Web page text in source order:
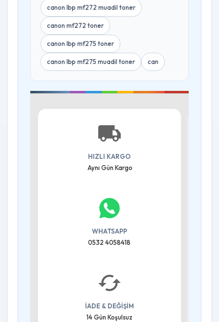
canon lbp mf272 muadil toner
canon mf272 toner
canon lbp mf275 toner
canon lbp mf275 muadil toner can
HIZLI KARGO
Aynı Gün Kargo
WHATSAPP
0532 4058418
İADE & DEĞİŞİM
14 Gün Koşulsuz